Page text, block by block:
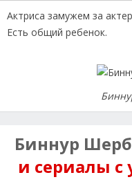
Актриса замужем за
Есть общий ребенок.
Биннур
и сериалы с